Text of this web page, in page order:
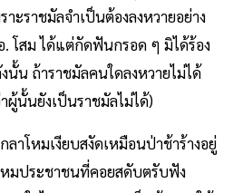
ะราชมัลจำเป็นต้องลงหวายอย่าง
โสม ได้แต่กัดฟันกรอด ๆ มิได้ร้อง
นั้น ถ้าราชมัลคนใดลงหวายไม่ได้
ผู้นั้นยังเป็นราชมัลไม่ได้)
าโหมเงียบสงัดเหมือนป่าช้าร้างอยู่
มประชาชนที่คอยสดับตรับฟัง